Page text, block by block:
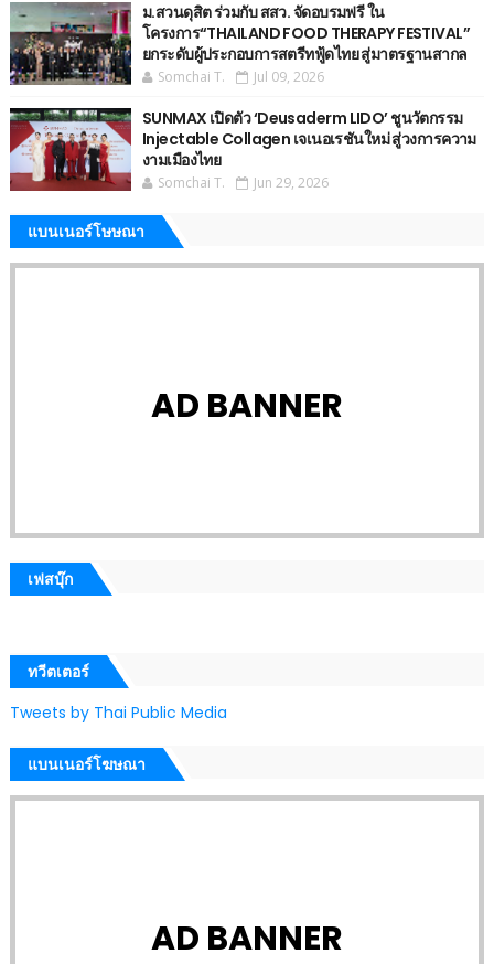
ม.สวนดุสิต ร่วมกับ สสว. จัดอบรมฟรี ใน
โครงการ“THAILAND FOOD THERAPY FESTIVAL”
ยกระดับผู้ประกอบการสตรีทฟู้ดไทย สู่มาตรฐานสากล
Somchai T. Jul 09, 2026
SUNMAX เปิดตัว ‘Deusaderm LIDO’ ชูนวัตกรรม
Injectable Collagen เจเนอเรชันใหม่ สู่วงการความ
งามเมืองไทย
Somchai T. Jun 29, 2026
แบนเนอร์โษษณา
AD BANNER
เฟสบุ๊ก
ทวีตเตอร์
Tweets by Thai Public Media
แบนเนอร์โฆษณา
AD BANNER